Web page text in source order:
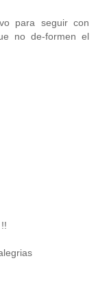
para seguir con
no de-formen el